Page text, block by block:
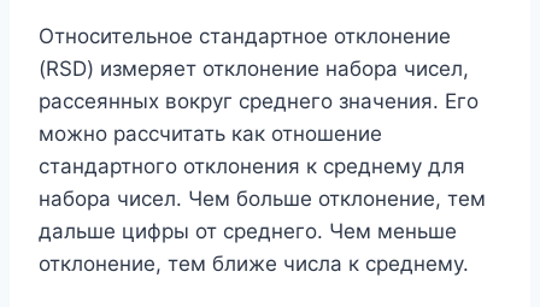
Относительное стандартное отклонение
(RSD) измеряет отклонение набора чисел,
рассеянных вокруг среднего значения. Его
можно рассчитать как отношение
стандартного отклонения к среднему для
набора чисел. Чем больше отклонение, тем
дальше цифры от среднего. Чем меньше
отклонение, тем ближе числа к среднему.